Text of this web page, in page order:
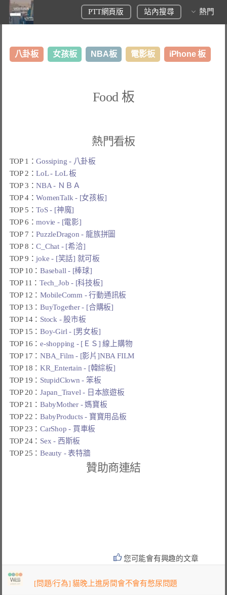
PTT網頁版 站內搜尋 熱門
八卦板 女孩板 NBA板 電影板 iPhone 板
Food 板
熱門看板
TOP 1：Gossiping - 八卦板
TOP 2：LoL - LoL 板
TOP 3：NBA - ＮＢＡ
TOP 4：WomenTalk - [女孩板]
TOP 5：ToS - [神魔]
TOP 6：movie - [電影]
TOP 7：PuzzleDragon - 龍族拼圖
TOP 8：C_Chat - [希洽]
TOP 9：joke - [笑話] 就可板
TOP 10：Baseball - [棒球]
TOP 11：Tech_Job - [科技板]
TOP 12：MobileComm - 行動通訊板
TOP 13：BuyTogether - [合購板]
TOP 14： Stock - 股市板
TOP 15：Boy-Girl - [男女板]
TOP 16：e-shopping - [ＥＳ] 線上購物
TOP 17：NBA_Film - [影片]NBA FILM
TOP 18：KR_Entertain - [韓綜板]
TOP 19： StupidClown - 笨板
TOP 20：Japan_Travel - 日本旅遊板
TOP 21：BabyMother - 媽寶板
TOP 22：BabyProducts - 寶寶用品板
TOP 23：CarShop - 買車板
TOP 24： Sex - 西斯板
TOP 25：Beauty - 表特牆
贊助商連結
您可能會有興趣的文章
[問題/行為] 貓晚上進房間會不會有憋尿問題